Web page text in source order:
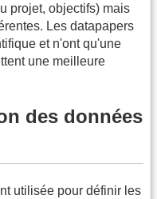
projet, objectifs) mais
Les datapapers
et n'ont qu'une
une meilleure
des données
utilisée pour définir les